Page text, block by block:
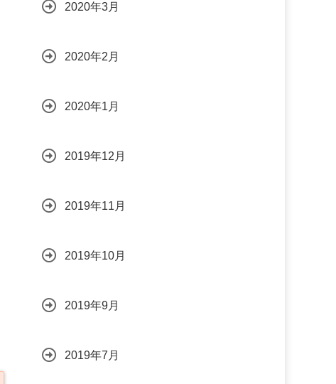
2020年3月
2020年2月
2020年1月
2019年12月
2019年11月
2019年10月
2019年9月
2019年7月